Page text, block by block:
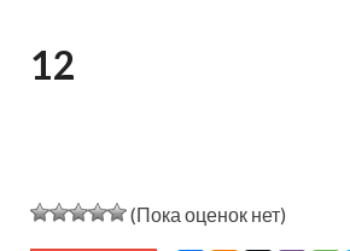
12
(Пока оценок нет)